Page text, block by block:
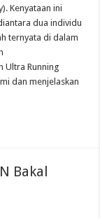
Kenyataan ini
dua individu
ternyata di dalam
Ultra Running
dan menjelaskan
Bakal